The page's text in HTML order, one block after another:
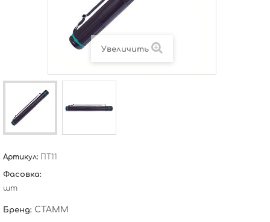
Увеличить
Артикул: ПТ11
Фасовка:
шт
Бренд: СТАММ